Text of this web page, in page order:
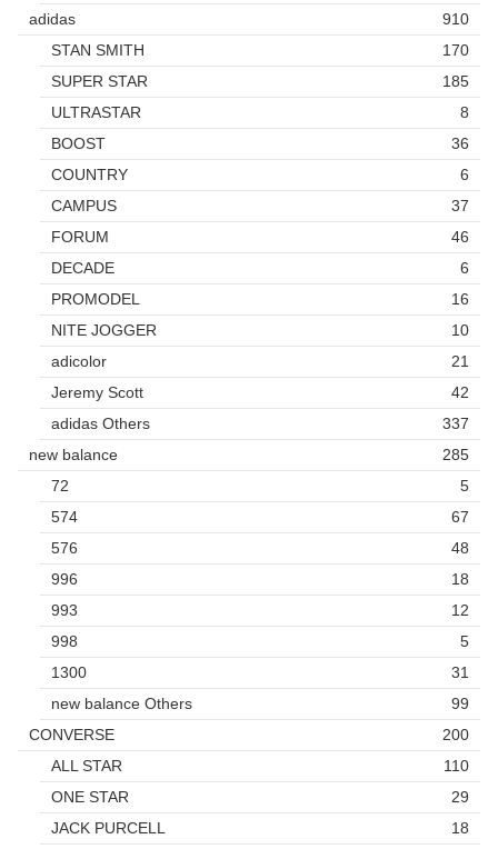
adidas
910
STAN SMITH
170
SUPER STAR
185
ULTRASTAR
8
BOOST
36
COUNTRY
6
CAMPUS
37
FORUM
46
DECADE
6
PROMODEL
16
NITE JOGGER
10
adicolor
21
Jeremy Scott
42
adidas Others
337
new balance
285
72
5
574
67
576
48
996
18
993
12
998
5
1300
31
new balance Others
99
CONVERSE
200
ALL STAR
110
ONE STAR
29
JACK PURCELL
18